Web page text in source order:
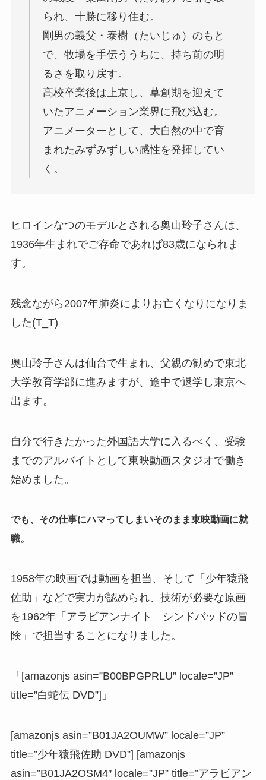
られ、十勝に移り住む。
剛男の義父・泰樹（たいじゅ）のもと
で、牧場を手伝ううちに、持ち前の明
るさを取り戻す。
高校卒業後は上京し、草創期を迎えて
いたアニメーション業界に飛び込む。
アニメーターとして、大自然の中で育
まれたみずみずしい感性を発揮してい
く。
ヒロインなつのモデルとされる奥山玲子さんは、
1936年生まれでご存命であれば83歳になられま
す。
残念ながら2007年肺炎によりお亡くなりになりま
した(T_T)
奥山玲子さんは仙台で生まれ、父親の勧めで東北
大学教育学部に進みますが、途中で退学し東京へ
出ます。
自分で行きたかった外国語大学に入るべく、受験
までのアルバイトとして東映動画スタジオで働き
始めました。
でも、その仕事にハマってしまいそのまま東映動画に就
職。
1958年の映画では動画を担当、そして「少年猿飛
佐助」などで実力が認められ、技術が必要な原画
を1962年「アラビアンナイト シンドバッドの冒
険」で担当することになりました。
「[amazonjs asin=”B00BPGPRLU” locale=”JP”
title=”白蛇伝 DVD”]」
[amazonjs asin=”B01JA2OUMW” locale=”JP”
title=”少年猿飛佐助 DVD”] [amazonjs
asin=”B01JA2OSM4″ locale=”JP” title=”アラビアン